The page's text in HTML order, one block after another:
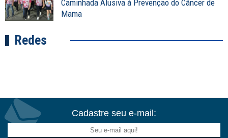
Caminhada Alusiva à Prevenção do Câncer de
Mama
Redes
Cadastre seu e-mail: